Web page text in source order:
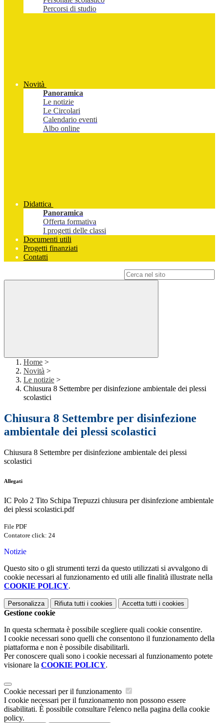
Percorsi di studio
Novità
Panoramica
Le notizie
Le Circolari
Calendario eventi
Albo online
Didattica
Panoramica
Offerta formativa
I progetti delle classi
Documenti utili
Progetti finanziati
Contatti
Home >
Novità >
Le notizie >
Chiusura 8 Settembre per disinfezione ambientale dei plessi
scolastici
Chiusura 8 Settembre per disinfezione
ambientale dei plessi scolastici
Chiusura 8 Settembre per disinfezione ambientale dei plessi
scolastici
Allegati
IC Polo 2 Tito Schipa Trepuzzi chiusura per disinfezione ambientale
dei plessi scolastici.pdf
File PDF
Contatore click: 24
Notizie
Questo sito o gli strumenti terzi da questo utilizzati si avvalgono di
cookie necessari al funzionamento ed utili alle finalità illustrate nella
COOKIE POLICY.
Personalizza Rifiuta tutti i cookies Accetta tutti i cookies
Gestione cookie
In questa schermata è possibile scegliere quali cookie consentire.
I cookie necessari sono quelli che consentono il funzionamento della
piattaforma e non è possibile disabilitarli.
Per conoscere quali sono i cookie necessari al funzionamento potete
visionare la COOKIE POLICY.
Cookie necessari per il funzionamento
I cookie necessari per il funzionamento non possono essere
disabilitati. È possibile consultare l'elenco nella pagina della cookie
policy.